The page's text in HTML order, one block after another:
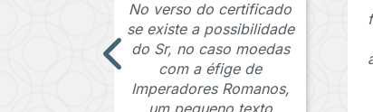
No verso do certificado
se existe a possibilidade
do Sr, no caso moedas
com a éfige de
Imperadores Romanos,